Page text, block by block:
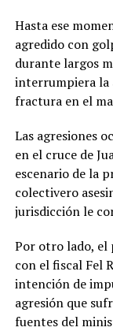
Hasta ese
agredido con
durante largos
interrumpiera la
fractura en el
Las agresiones
en el cruce de
escenario de la
colectivero
jurisdicción le
Por otro lado, el
con el fiscal Fel
intención de
agresión que
fuentes del